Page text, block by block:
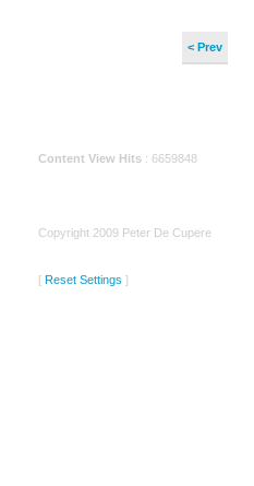
< Prev
Content View Hits : 6659848
Copyright 2009 Peter De Cupere
[ Reset Settings ]